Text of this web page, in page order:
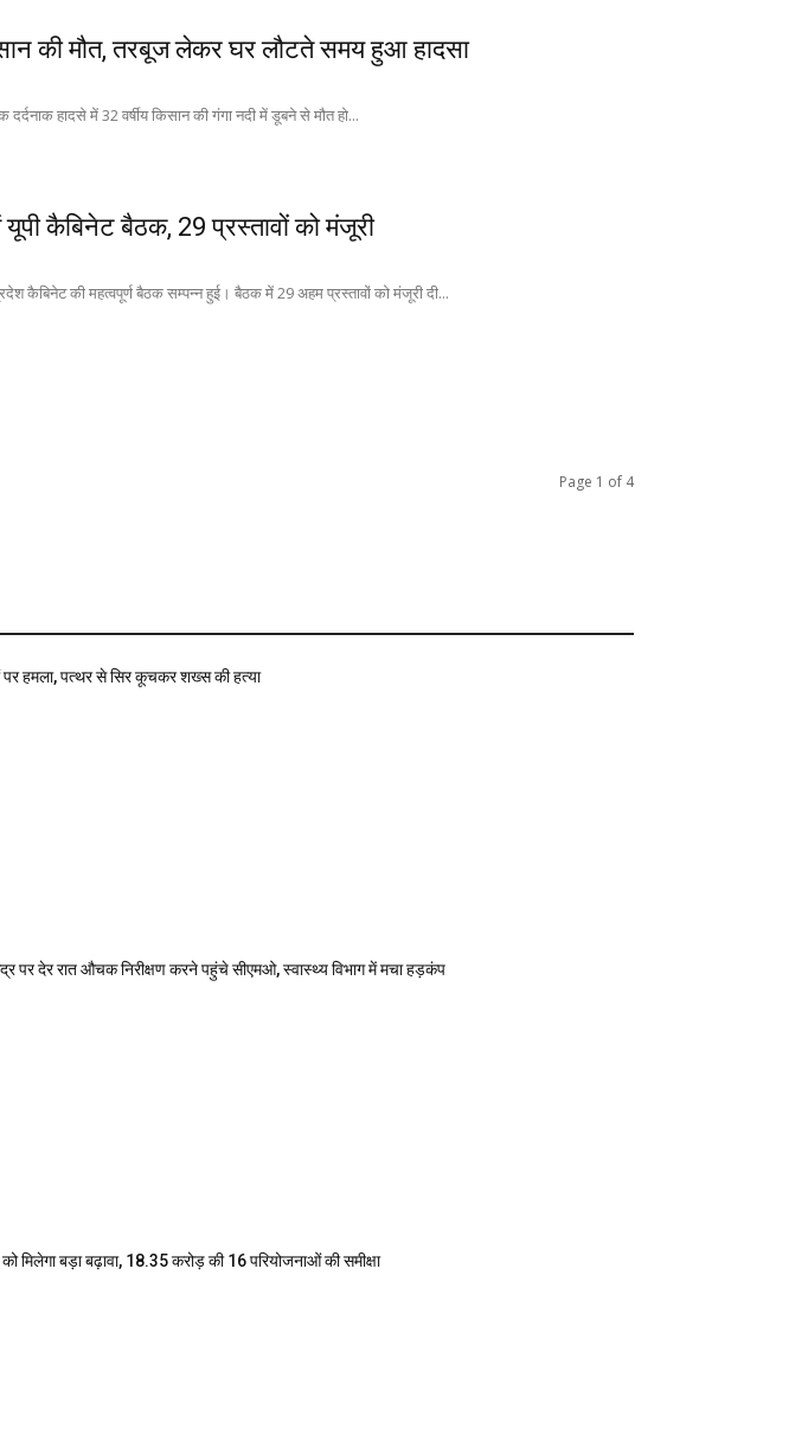
की मौत, तरबूज लेकर घर लौटते समय हुआ हादसा
हादसे में 32 वर्षीय किसान की गंगा नदी में डूबने से मौत हो...
कैबिनेट बैठक, 29 प्रस्तावों को मंजूरी
कैबिनेट की महत्वपूर्ण बैठक सम्पन्न हुई। बैठक में 29 अहम प्रस्तावों को मंजूरी दी...
Page 1 of 4
पर हमला, पत्थर से सिर कूचकर शख्स की हत्या
पर देर रात औचक निरीक्षण करने पहुंचे सीएमओ, स्वास्थ्य विभाग में मचा हड़कंप
को मिलेगा बड़ा बढ़ावा, 18.35 करोड़ की 16 परियोजनाओं की समीक्षा